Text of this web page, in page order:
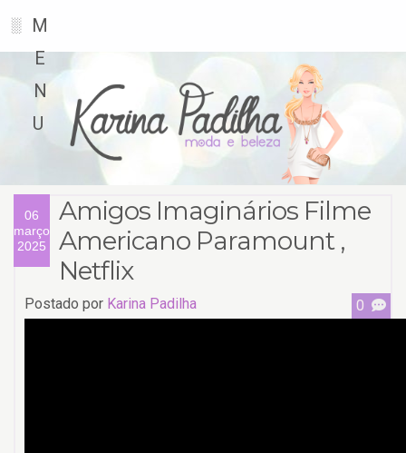
░
M
E
N
U
06
março
2025
Amigos Imaginários Filme
Americano Paramount ,
Netflix
Postado por Karina Padilha 0